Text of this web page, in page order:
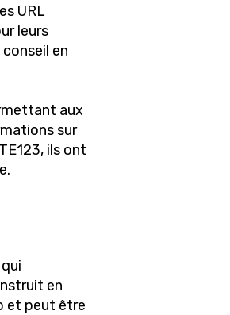
URL
leurs
en
aux
sur
ils ont
qui
en
et peut être